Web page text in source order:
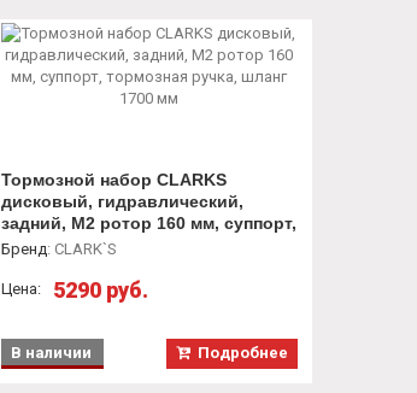
Тормозной набор CLARKS
дисковый, гидравлический,
задний, M2 ротор 160 мм, суппорт,
тормозная ручка, шланг 1700 мм
Бренд: CLARK`S
Цена: 5290 руб.
Подробнее
В наличии